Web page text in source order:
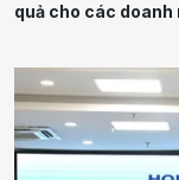
quả cho các doanh